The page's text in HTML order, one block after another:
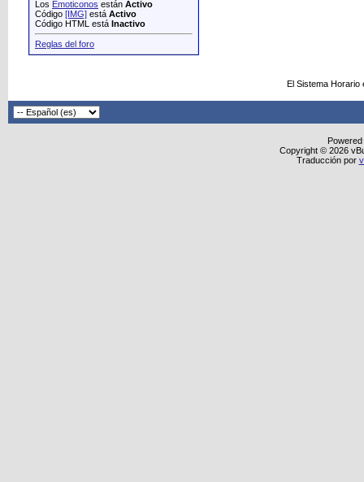
Los Emoticonos están Activo
Código [IMG] está Activo
Código HTML está Inactivo
Reglas del foro
El Sistema
Copyright © 2026
Traducción por